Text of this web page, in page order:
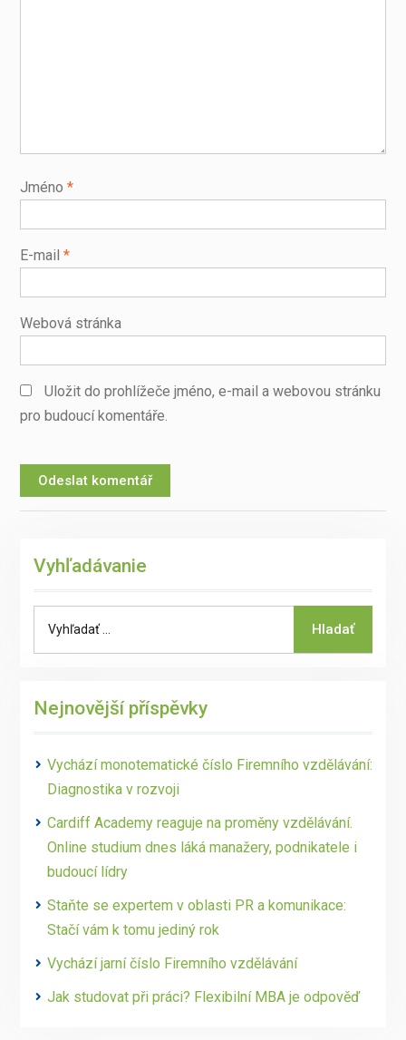
Jméno *
E-mail *
Webová stránka
Uložit do prohlížeče jméno, e-mail a webovou stránku
pro budoucí komentáře.
Vyhľadávanie
Hladať
Nejnovější příspěvky
Vychází monotematické číslo Firemního vzdělávání:
Diagnostika v rozvoji
Cardiff Academy reaguje na proměny vzdělávání.
Online studium dnes láká manažery, podnikatele i
budoucí lídry
Staňte se expertem v oblasti PR a komunikace:
Stačí vám k tomu jediný rok
Vychází jarní číslo Firemního vzdělávání
Jak studovat při práci? Flexibilní MBA je odpověď